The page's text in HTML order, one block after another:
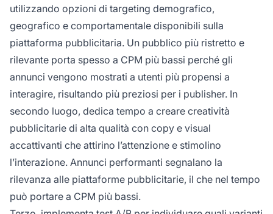
utilizzando opzioni di targeting demografico,
geografico e comportamentale disponibili sulla
piattaforma pubblicitaria. Un pubblico più ristretto e
rilevante porta spesso a CPM più bassi perché gli
annunci vengono mostrati a utenti più propensi a
interagire, risultando più preziosi per i publisher. In
secondo luogo, dedica tempo a creare creatività
pubblicitarie di alta qualità con copy e visual
accattivanti che attirino l’attenzione e stimolino
l’interazione. Annunci performanti segnalano la
rilevanza alle piattaforme pubblicitarie, il che nel tempo
può portare a CPM più bassi.